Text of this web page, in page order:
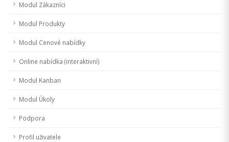
Modul Zákazníci
Modul Produkty
Modul Cenové nabídky
Online nabídka (interaktivní)
Modul Kanban
Modul Úkoly
Podpora
Profil uživatele